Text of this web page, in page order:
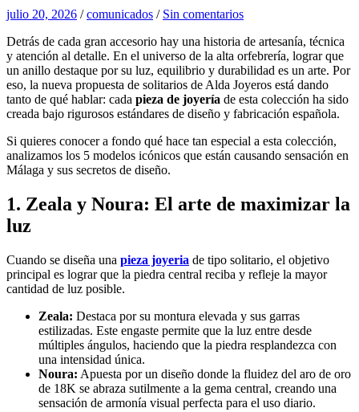
julio 20, 2026 /comunicados / Sin comentarios
Detrás de cada gran accesorio hay una historia de artesanía, técnica
y atención al detalle. En el universo de la alta orfebrería, lograr que
un anillo destaque por su luz, equilibrio y durabilidad es un arte. Por
eso, la nueva propuesta de solitarios de Alda Joyeros está dando
tanto de qué hablar: cada pieza de joyería de esta colección ha sido
creada bajo rigurosos estándares de diseño y fabricación española.
Si quieres conocer a fondo qué hace tan especial a esta colección,
analizamos los 5 modelos icónicos que están causando sensación en
Málaga y sus secretos de diseño.
1. Zeala y Noura: El arte de maximizar la
luz
Cuando se diseña una pieza joyeria de tipo solitario, el objetivo
principal es lograr que la piedra central reciba y refleje la mayor
cantidad de luz posible.
Zeala: Destaca por su montura elevada y sus garras
estilizadas. Este engaste permite que la luz entre desde
múltiples ángulos, haciendo que la piedra resplandezca con
una intensidad única.
Noura: Apuesta por un diseño donde la fluidez del aro de oro
de 18K se abraza sutilmente a la gema central, creando una
sensación de armonía visual perfecta para el uso diario.